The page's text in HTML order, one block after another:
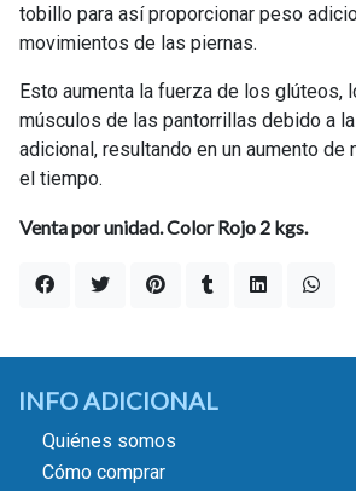
tobillo para así proporcionar peso
movimientos de las piernas.
Esto aumenta la fuerza de los glúteos,
músculos de las pantorrillas debido a
adicional, resultando en un aumento de
el tiempo.
Venta por unidad. Color Rojo 2 kgs.
INFO ADICIONAL
Quiénes somos
Cómo comprar